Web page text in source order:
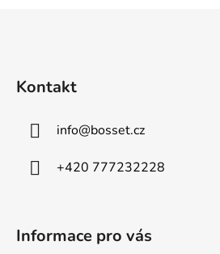
Kontakt
info@bosset.cz
+420 777232228
Informace pro vás